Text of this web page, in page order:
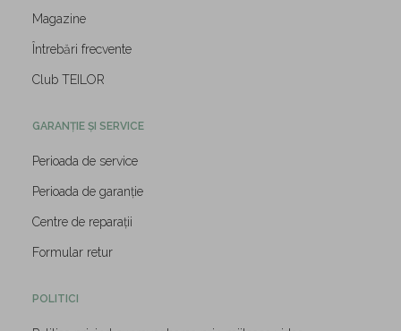
Magazine
Întrebări frecvente
Club TEILOR
GARANȚIE ȘI SERVICE
Perioada de service
Perioada de garanție
Centre de reparații
Formular retur
POLITICI